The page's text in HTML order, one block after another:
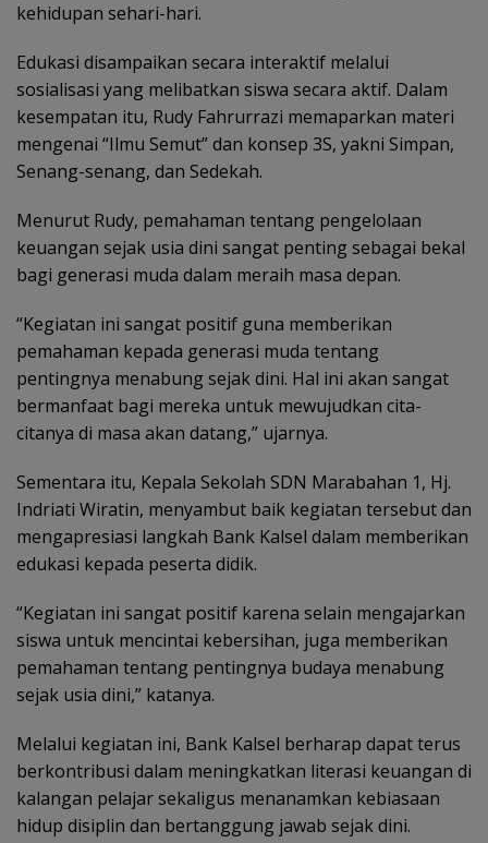
kehidupan sehari-hari.
Edukasi disampaikan secara interaktif melalui
sosialisasi yang melibatkan siswa secara aktif. Dalam
kesempatan itu, Rudy Fahrurrazi memaparkan materi
mengenai “Ilmu Semut” dan konsep 3S, yakni Simpan,
Senang-senang, dan Sedekah.
Menurut Rudy, pemahaman tentang pengelolaan
keuangan sejak usia dini sangat penting sebagai bekal
bagi generasi muda dalam meraih masa depan.
“Kegiatan ini sangat positif guna memberikan
pemahaman kepada generasi muda tentang
pentingnya menabung sejak dini. Hal ini akan sangat
bermanfaat bagi mereka untuk mewujudkan cita-
citanya di masa akan datang,” ujarnya.
Sementara itu, Kepala Sekolah SDN Marabahan 1, Hj.
Indriati Wiratin, menyambut baik kegiatan tersebut dan
mengapresiasi langkah Bank Kalsel dalam memberikan
edukasi kepada peserta didik.
“Kegiatan ini sangat positif karena selain mengajarkan
siswa untuk mencintai kebersihan, juga memberikan
pemahaman tentang pentingnya budaya menabung
sejak usia dini,” katanya.
Melalui kegiatan ini, Bank Kalsel berharap dapat terus
berkontribusi dalam meningkatkan literasi keuangan di
kalangan pelajar sekaligus menanamkan kebiasaan
hidup disiplin dan bertanggung jawab sejak dini.